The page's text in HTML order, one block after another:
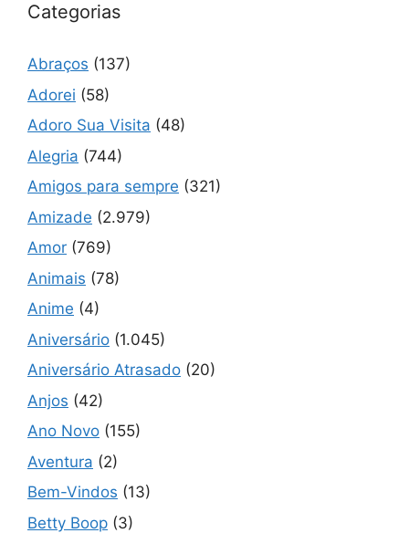
Categorias
Abraços (137)
Adorei (58)
Adoro Sua Visita (48)
Alegria (744)
Amigos para sempre (321)
Amizade (2.979)
Amor (769)
Animais (78)
Anime (4)
Aniversário (1.045)
Aniversário Atrasado (20)
Anjos (42)
Ano Novo (155)
Aventura (2)
Bem-Vindos (13)
Betty Boop (3)